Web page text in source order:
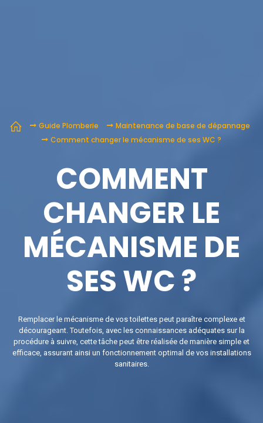
Guide Plomberie
Maintenance de base de dépannage
Comment changer le mécanisme de ses WC ?
COMMENT
CHANGER LE
MÉCANISME DE
SES WC ?
Remplacer le mécanisme de vos toilettes peut paraître complexe et
décourageant. Toutefois, avec les connaissances adéquates sur la
procédure à suivre, cette tâche peut être réalisée de manière simple et
efficace, assurant ainsi un fonctionnement optimal de vos installations
sanitaires.